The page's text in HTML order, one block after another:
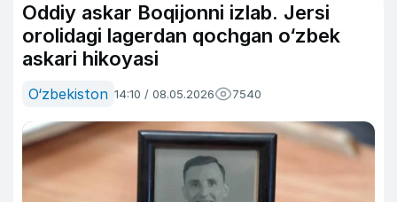
Oddiy askar Boqijonni izlab. Jersi
orolidagi lagerdan qochgan o‘zbek
askari hikoyasi
O‘zbekiston 14:10 / 08.05.2026 7540